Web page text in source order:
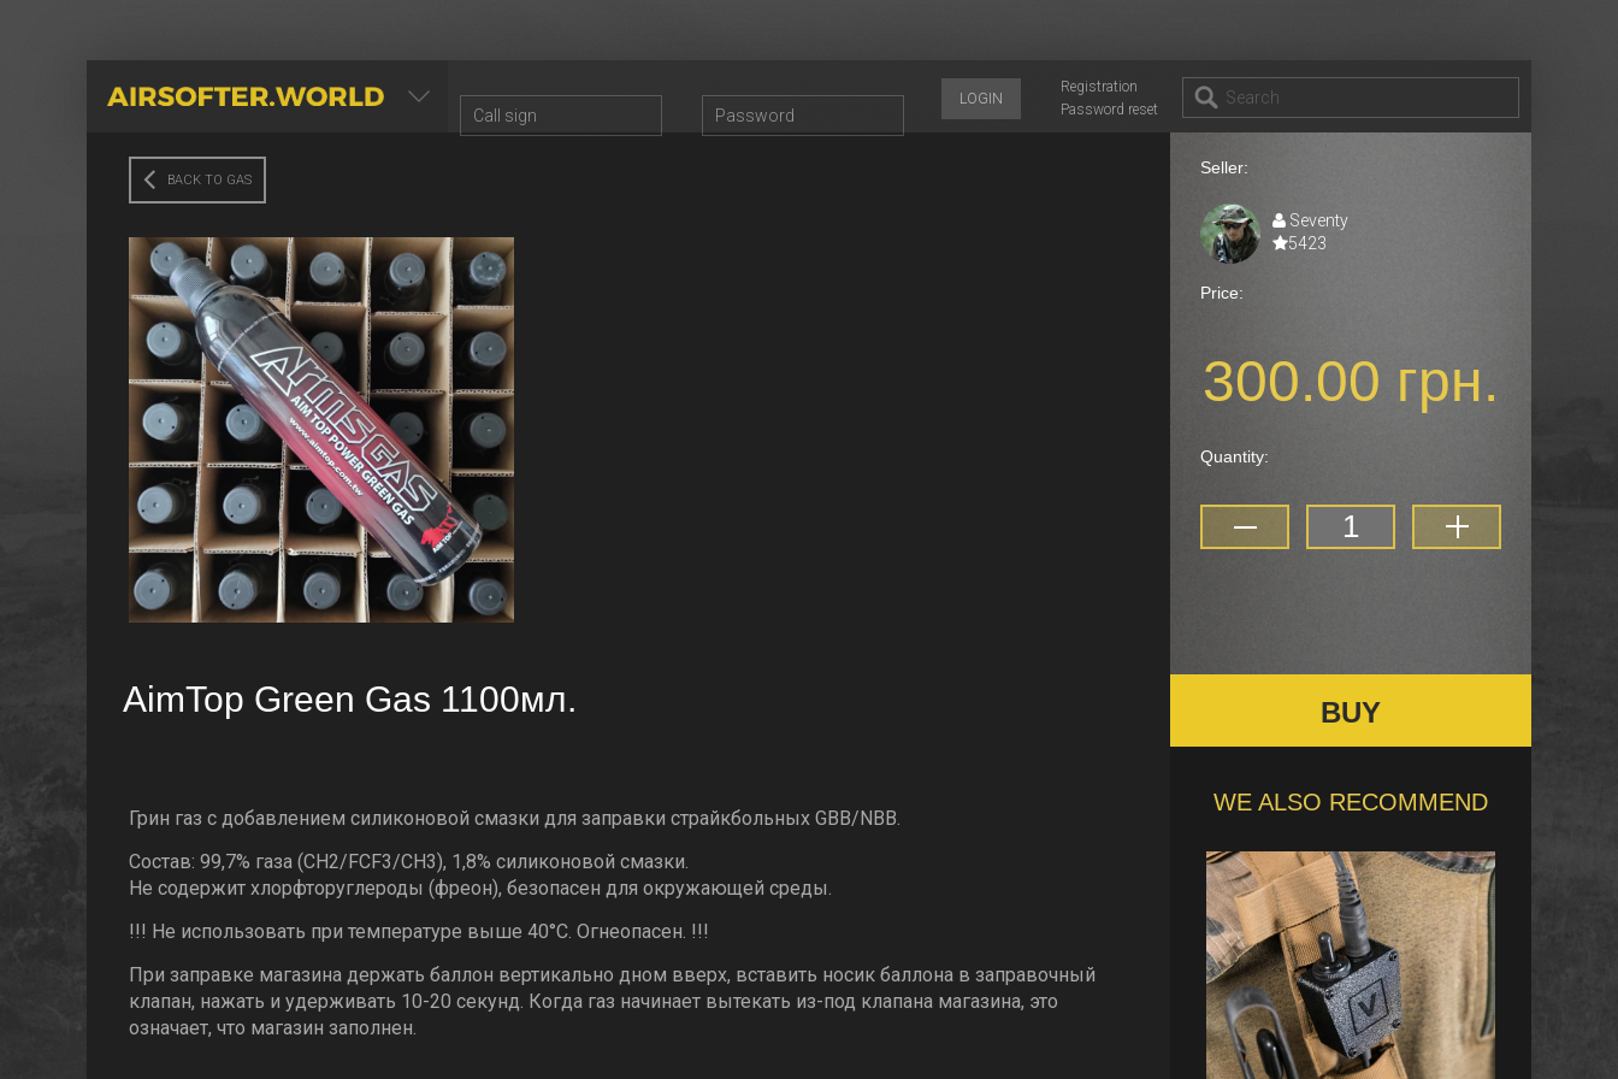
AIRSOFTER.WORLD
Registration
Password reset
LOGIN
BACK TO GAS
Seller:
Seventy
5423
Price:
300.00 грн.
Quantity:
AimTop Green Gas 1100мл.
Грин газ с добавлением силиконовой смазки для заправки страйкбольных GBB/NBB.
Состав: 99,7% газа (CH2/FCF3/CH3), 1,8% силиконовой смазки.
Не содержит хлорфторуглероды (фреон), безопасен для окружающей среды.
!!! Не использовать при температуре выше 40°С. Огнеопасен. !!!
При заправке магазина держать баллон вертикально дном вверх, вставить носик баллона в заправочный
клапан, нажать и удерживать 10-20 секунд. Когда газ начинает вытекать из-под клапана магазина, это
означает, что магазин заполнен.
BUY
WE ALSO RECOMMEND